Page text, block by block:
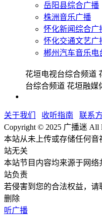
岳阳县综合广播
株洲音乐广播
怀化新闻综合广
怀化交通文艺广
郴州汽车音乐电
花垣电视台综合频道
台综合频道 花垣融媒
关于我们 收听指南 联系
Copyright © 2025 广播迷 All
本站从未上传或存储任何
站无关
本站节目内容均来源于网
站负责
若侵害到您的合法权益，请
删除
听广播